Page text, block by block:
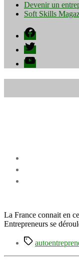
Devenir un
Soft Skills
Facebook
Twitter
YouTube
La France connait en
Entrepreneurs se
Étiquettes